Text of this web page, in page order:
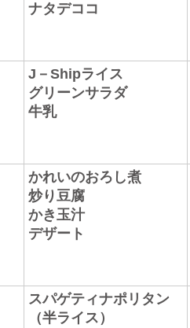
ナタデココ
J － Shipライス
グリーンサラダ
牛乳
かれいのおろし煮
炒り豆腐
かき玉汁
デザート
スパゲティナポリタン
（半ライス）